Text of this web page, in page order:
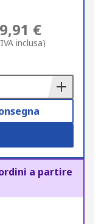
9,91 €
inclusa)
a partire